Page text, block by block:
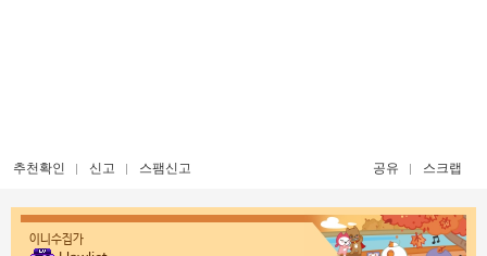
추천확인 신고 스팸신고 공유 스크랩
이니수집가